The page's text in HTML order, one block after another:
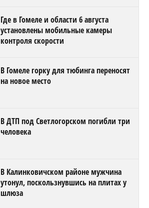
Где в Гомеле и области 6 августа
установлены мобильные камеры
контроля скорости
В Гомеле горку для тюбинга переносят
на новое место
В ДТП под Светлогорском погибли три
человека
В Калинковичском районе мужчина
утонул, поскользнувшись на плитах у
шлюза